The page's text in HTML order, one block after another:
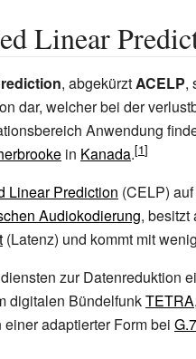
Linear
, abgekürztACELP,
dar, welcher bei der
Anwendung
in Kanada.
Linear Prediction (CELP)
Audiokodierung, besitzt
(Latenz) und kommt mit
zur Datenreduktion
digitalen BündelfunkTETRA
einer adaptierter Form bei